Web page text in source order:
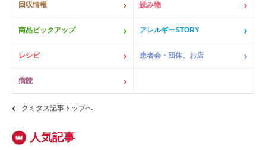
回収情報 読み物
商品ピックアップ アレルギーSTORY
レシピ 患者会・団体、お店
病院
クミタス記事トップへ